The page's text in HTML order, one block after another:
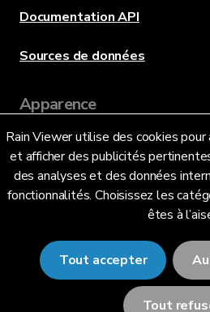
Rain Viewer utilise des cookies
et afficher des publicités
des analyses et des données
fonctionnalités. Choisissez les
êtes à
Tout accepter
Tout
Documentation API
Sources de données
Apparence
Langue